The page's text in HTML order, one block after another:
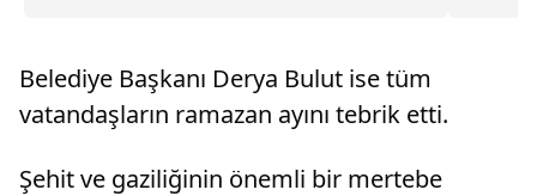
Göç İd...
Belediye Başkanı Derya Bulut ise tüm
vatandaşların ramazan ayını tebrik etti.
Şehit ve gaziliğinin önemli bir mertebe